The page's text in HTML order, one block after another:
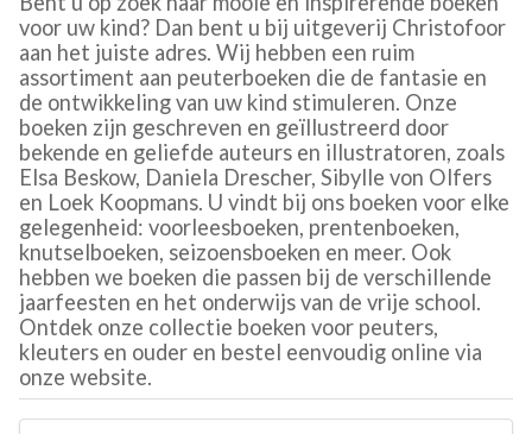
voor uw kind? Dan bent u bij uitgeverij Christofoor
aan het juiste adres. Wij hebben een ruim
assortiment aan peuterboeken die de fantasie en
de ontwikkeling van uw kind stimuleren. Onze
boeken zijn geschreven en geïllustreerd door
bekende en geliefde auteurs en illustratoren, zoals
Elsa Beskow, Daniela Drescher, Sibylle von Olfers
en Loek Koopmans. U vindt bij ons boeken voor elke
gelegenheid: voorleesboeken, prentenboeken,
knutselboeken, seizoensboeken en meer. Ook
hebben we boeken die passen bij de verschillende
jaarfeesten en het onderwijs van de vrije school.
Ontdek onze collectie boeken voor peuters,
kleuters en ouder en bestel eenvoudig online via
onze website.